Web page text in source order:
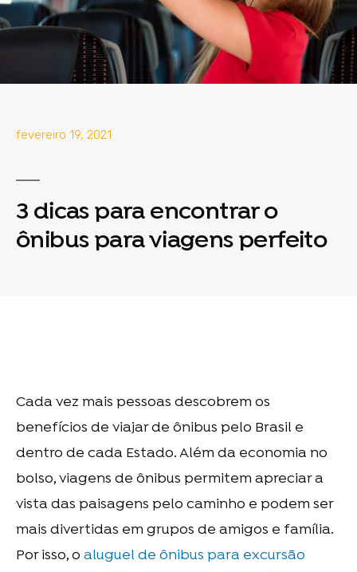
fevereiro 19, 2021
3 dicas para encontrar o
ônibus para viagens perfeito
Cada vez mais pessoas descobrem os
benefícios de viajar de ônibus pelo Brasil e
dentro de cada Estado. Além da economia no
bolso, viagens de ônibus permitem apreciar a
vista das paisagens pelo caminho e podem ser
mais divertidas em grupos de amigos e família.
Por isso, o aluguel de ônibus para excursão